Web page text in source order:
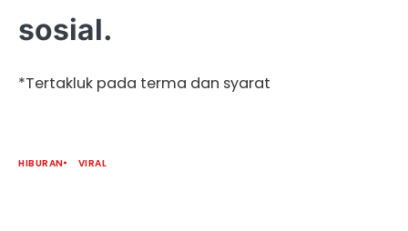
sosial.
*Tertakluk pada terma dan syarat
HIBURAN VIRAL